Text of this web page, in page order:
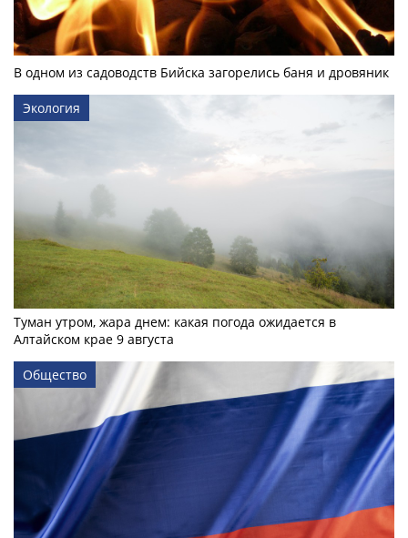
В одном из садоводств Бийска загорелись баня и дровяник
Экология
Туман утром, жара днем: какая погода ожидается в
Алтайском крае 9 августа
Общество